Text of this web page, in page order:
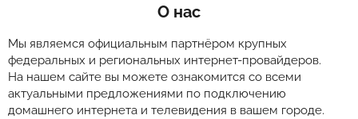
О нас
Мы являемся официальным партнёром крупных
федеральных и региональных интернет-провайдеров.
На нашем сайте вы можете ознакомится со всеми
актуальными предложениями по подключению
домашнего интернета и телевидения в вашем городе.